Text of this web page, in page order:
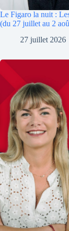
Le Figaro la nuit :
(du 27 juillet au 2
27 juillet 2026